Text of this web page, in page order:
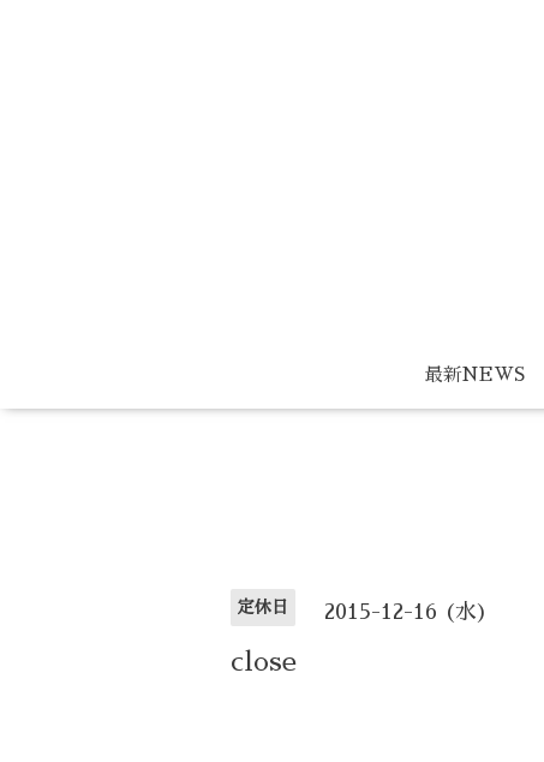
最新NEWS
定休日 2015-12-16 (水)
close